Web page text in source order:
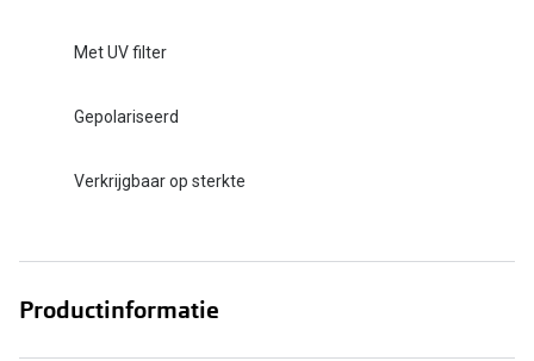
Met UV filter
Gepolariseerd
Verkrijgbaar op sterkte
Productinformatie